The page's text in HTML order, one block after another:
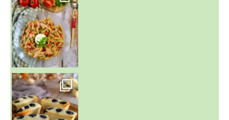
~ FINANCIERS MYRTILLES ET CITRON ~
Aujourd'hu